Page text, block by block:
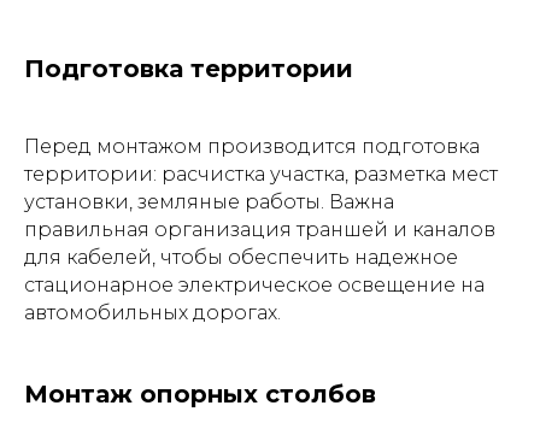
Подготовка территории
Перед монтажом производится подготовка
территории: расчистка участка, разметка мест
установки, земляные работы. Важна
правильная организация траншей и каналов
для кабелей, чтобы обеспечить надежное
стационарное электрическое освещение на
автомобильных дорогах.
Монтаж опорных столбов